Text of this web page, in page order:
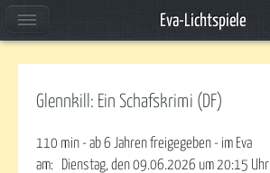
Glennkill: Ein Schafskrimi (DF)
110 min - ab 6 Jahren freigegeben - im Eva
am:
Dienstag, den 09.06.2026 um 20:15 Uhr
Eva-Lichtspiele